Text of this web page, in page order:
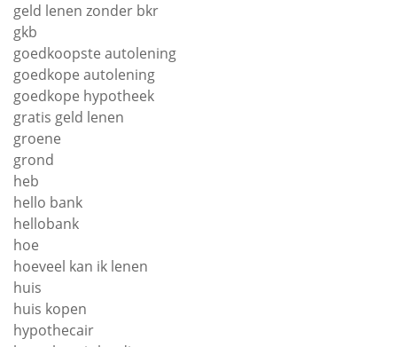
geld lenen zonder bkr
gkb
goedkoopste autolening
goedkope autolening
goedkope hypotheek
gratis geld lenen
groene
grond
heb
hello bank
hellobank
hoe
hoeveel kan ik lenen
huis
huis kopen
hypothecair